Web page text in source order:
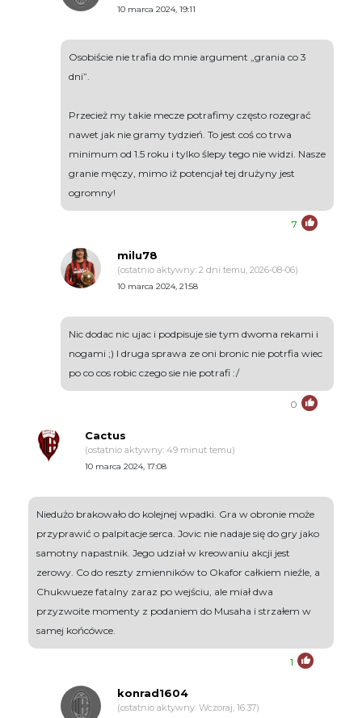
10 marca 2024, 19:11
Osobiście nie trafia do mnie argument „grania co 3
dni”.
Przecież my takie mecze potrafimy często rozegrać
nawet jak nie gramy tydzień. To jest coś co trwa
minimum od 1.5 roku i tylko ślepy tego nie widzi. Nasze
granie męczy, mimo iż potencjał tej drużyny jest
ogromny!
7
milu78
(ostatnio aktywny: 2 dni temu, 2026-08-06)
10 marca 2024, 21:58
Nic dodac nic ujac i podpisuje sie tym dwoma rekami i
nogami ;) I druga sprawa ze oni bronic nie potrfia wiec
po co cos robic czego sie nie potrafi :/
0
Cactus
(ostatnio aktywny: 49 minut temu)
10 marca 2024, 17:08
Niedużo brakowało do kolejnej wpadki. Gra w obronie może
przyprawić o palpitacje serca. Jovic nie nadaje się do gry jako
samotny napastnik. Jego udział w kreowaniu akcji jest
zerowy. Co do reszty zmienników to Okafor całkiem nieźle, a
Chukwueze fatalny zaraz po wejściu, ale miał dwa
przyzwoite momenty z podaniem do Musaha i strzałem w
samej końcówce.
1
konrad1604
(ostatnio aktywny: Wczoraj, 16:37)